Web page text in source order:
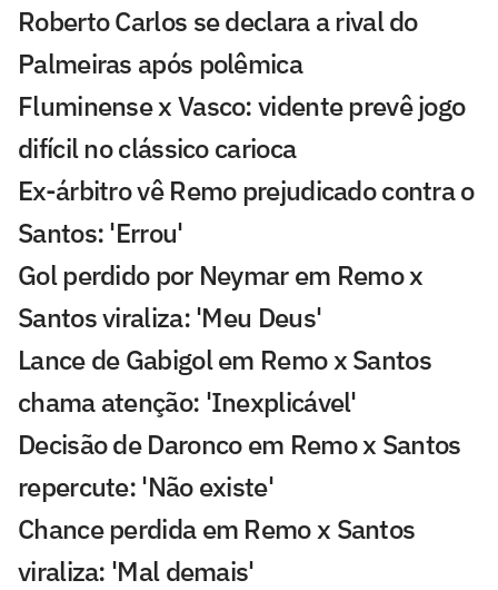
Roberto Carlos se declara a rival do
Palmeiras após polêmica
Fluminense x Vasco: vidente prevê jogo
difícil no clássico carioca
Ex-árbitro vê Remo prejudicado contra o
Santos: 'Errou'
Gol perdido por Neymar em Remo x
Santos viraliza: 'Meu Deus'
Lance de Gabigol em Remo x Santos
chama atenção: 'Inexplicável'
Decisão de Daronco em Remo x Santos
repercute: 'Não existe'
Chance perdida em Remo x Santos
viraliza: 'Mal demais'